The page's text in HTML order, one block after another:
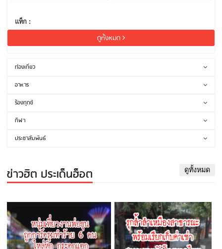
แท็ก :
ดูทั้งหมด
ท่องเที่ยว
อาหาร
ร้องทุกข์
กีฬา
ประชาสัมพันธ์
ข่าวฮิต ประเด็นฮ็อต ดูทั้งหมด